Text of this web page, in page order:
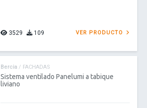
3529 109 VER PRODUCTO
Bercia / FACHADAS
Sistema ventilado Panelumi a tabique
liviano